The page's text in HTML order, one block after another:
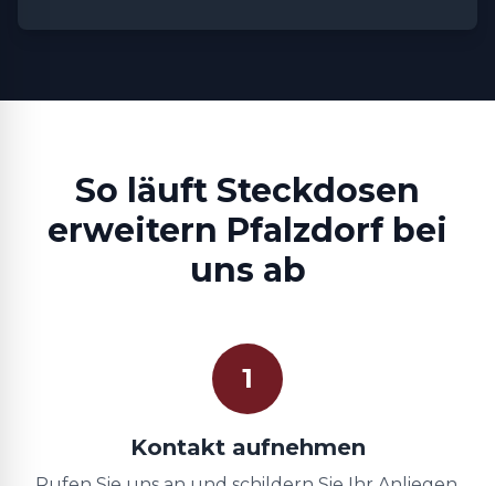
So läuft Steckdosen
erweitern Pfalzdorf bei
uns ab
1
Kontakt aufnehmen